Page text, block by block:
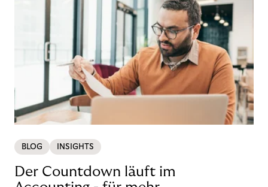
BLOG INSIGHTS
Der Countdown läuft im